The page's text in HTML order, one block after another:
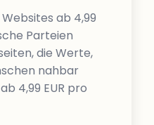
ab 4,99
Parteien
die Werte,
nahbar
4,99 EUR pro